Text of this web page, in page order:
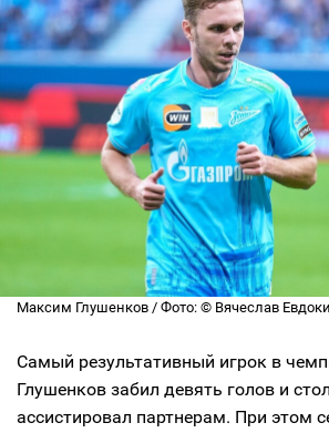
Максим Глушенков / Фото: © Вячеслав
Самый результативный игрок в
Глушенков забил девять голов и
ассистировал партнерам. При этом